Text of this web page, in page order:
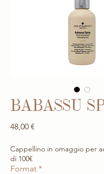
BABASSU
48,00 €
Cappellino in omaggio per
di 100€
Format *